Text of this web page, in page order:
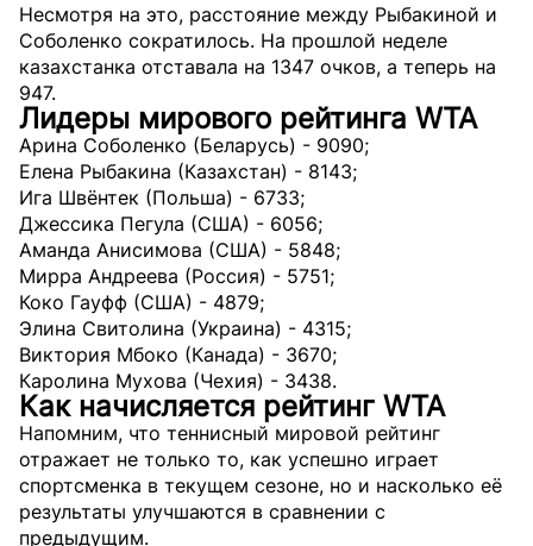
Несмотря на это, расстояние между Рыбакиной и
Соболенко сократилось. На прошлой неделе
казахстанка отставала на 1347 очков, а теперь на
947.
Лидеры мирового рейтинга WTA
Арина Соболенко (Беларусь) - 9090;
Елена Рыбакина (Казахстан) - 8143;
Ига Швёнтек (Польша) - 6733;
Джессика Пегула (США) - 6056;
Аманда Анисимова (США) - 5848;
Мирра Андреева (Россия) - 5751;
Коко Гауфф (США) - 4879;
Элина Свитолина (Украина) - 4315;
Виктория Мбоко (Канада) - 3670;
Каролина Мухова (Чехия) - 3438.
Как начисляется рейтинг WTA
Напомним, что теннисный мировой рейтинг
отражает не только то, как успешно играет
спортсменка в текущем сезоне, но и насколько её
результаты улучшаются в сравнении с
предыдущим.